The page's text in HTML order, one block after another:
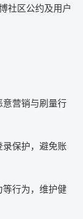
社区公约及用户
意营销与刷量行
录保护，避免账
等行为，维护健